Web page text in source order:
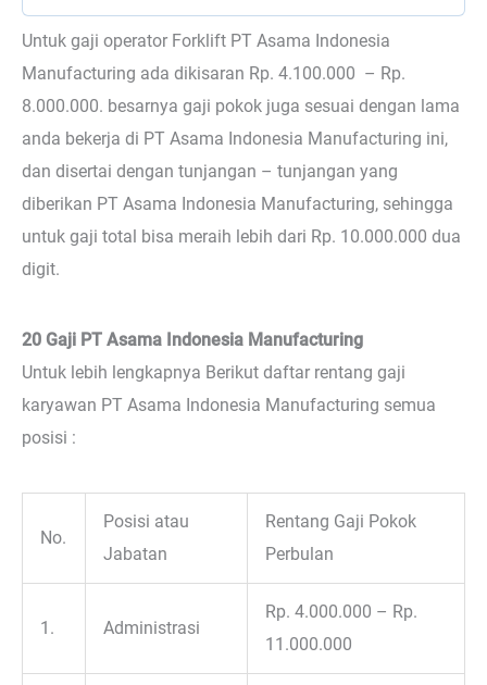
Untuk gaji operator Forklift PT Asama Indonesia
Manufacturing ada dikisaran Rp. 4.100.000 – Rp.
8.000.000. besarnya gaji pokok juga sesuai dengan lama
anda bekerja di PT Asama Indonesia Manufacturing ini,
dan disertai dengan tunjangan – tunjangan yang
diberikan PT Asama Indonesia Manufacturing, sehingga
untuk gaji total bisa meraih lebih dari Rp. 10.000.000 dua
digit.
20 Gaji PT Asama Indonesia Manufacturing
Untuk lebih lengkapnya Berikut daftar rentang gaji
karyawan PT Asama Indonesia Manufacturing semua
posisi :
No.
Posisi atau
Jabatan
Rentang Gaji Pokok
Perbulan
1. Administrasi
Rp. 4.000.000 – Rp.
11.000.000